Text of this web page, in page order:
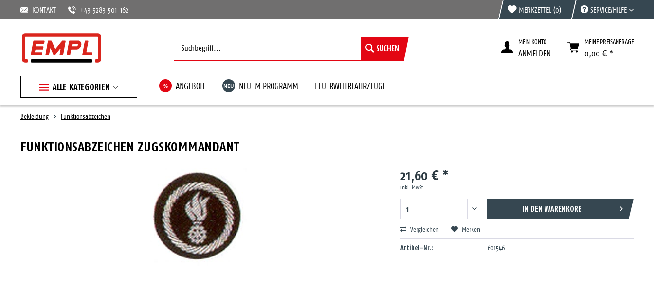
KONTAKT +43 5283 501-162 MERKZETTEL (0) SERVICE/HILFE
SUCHEN
MEIN KONTO
ANMELDEN
MEINE PREISANFRAGE
0,00 € *
ALLE KATEGORIEN % ANGEBOTE NEU NEU IM PROGRAMM FEUERWEHRFAHRZEUGE
Bekleidung Funktionsabzeichen
FUNKTIONSABZEICHEN ZUGSKOMMANDANT
21,60 € *
inkl. MwSt.
IN DEN WARENKORB
Vergleichen Merken
Artikel-Nr.: 601546